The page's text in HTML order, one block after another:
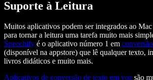
Suporte à Leitura
Muitos aplicativos podem ser integrados ao
para tornar a leitura uma tarefa muito mais
Speechify é o aplicativo número 1 em
(disponível na appstore) que lê qualquer texto,
livros didáticos e muito mais.
Aplicativos de conversão de texto em voz são